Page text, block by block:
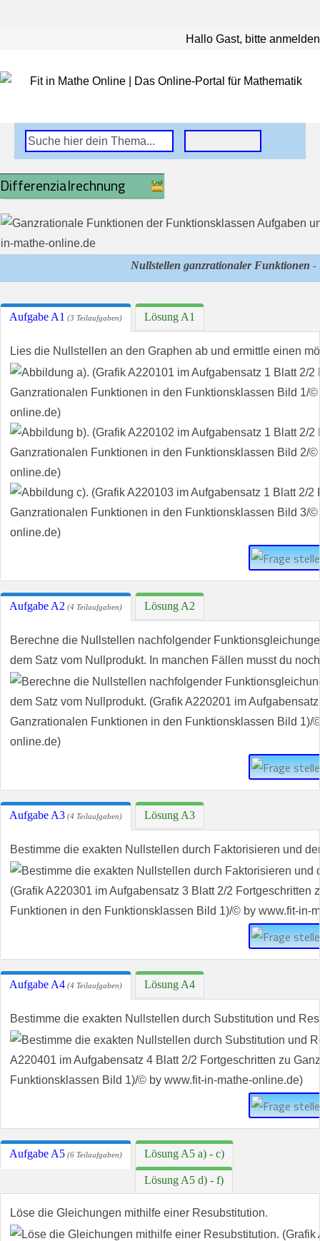
Hallo Gast, bitte anmelden
Differenzialrechnung
Nullstellen ganzrationaler Funktionen -
Aufgabe A1 (3 Teilaufgaben) Lösung A1
Lies die Nullstellen an den Graphen ab und ermittle einen
Aufgabe A2 (4 Teilaufgaben) Lösung A2
Berechne die Nullstellen nachfolgender
dem Satz vom Nullprodukt. In manchen Fällen musst du
Aufgabe A3 (4 Teilaufgaben) Lösung A3
Bestimme die exakten Nullstellen durch Faktorisieren und
Aufgabe A4 (4 Teilaufgaben) Lösung A4
Bestimme die exakten Nullstellen durch Substitution und
Aufgabe A5 (6 Teilaufgaben) Lösung A5 a) - c)
Lösung A5 d) - f)
Löse die Gleichungen mithilfe einer Resubstitution.